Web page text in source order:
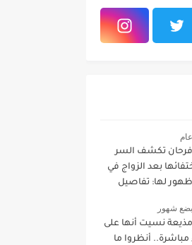
فرحان تكشف السر
بعد الزواج في
لها: تفاصيل
شهور
نسيت أنها على
مباشرة.. أنظروا ما